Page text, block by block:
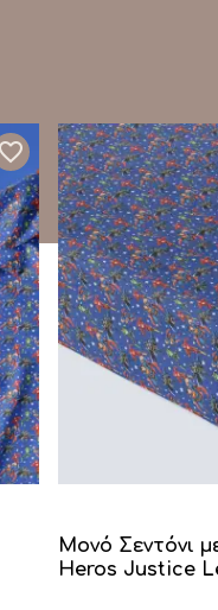
Μονό Σεντόνι
Heros Justice